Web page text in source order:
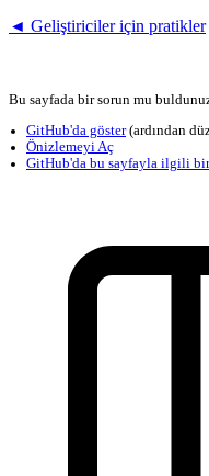
◄ Geliştiriciler için pratikler